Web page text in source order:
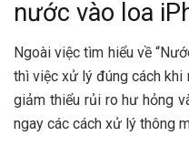
nước vào loa
Ngoài việc tìm hiểu về
thì việc xử lý đúng cách
giảm thiểu rủi ro hư hỏng
ngay các cách xử lý thông